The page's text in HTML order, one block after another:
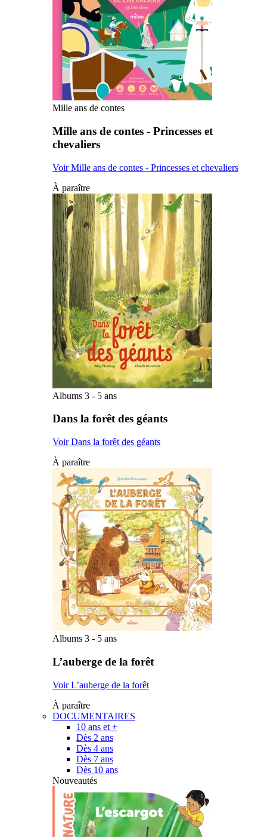
Mille ans de contes
Mille ans de contes - Princesses et
chevaliers
Voir Mille ans de contes - Princesses et chevaliers
À paraître
Albums 3 - 5 ans
Dans la forêt des géants
Voir Dans la forêt des géants
À paraître
Albums 3 - 5 ans
L’auberge de la forêt
Voir L’auberge de la forêt
À paraître
DOCUMENTAIRES
10 ans et +
Dès 2 ans
Dès 4 ans
Dès 7 ans
Dès 10 ans
Nouveautés